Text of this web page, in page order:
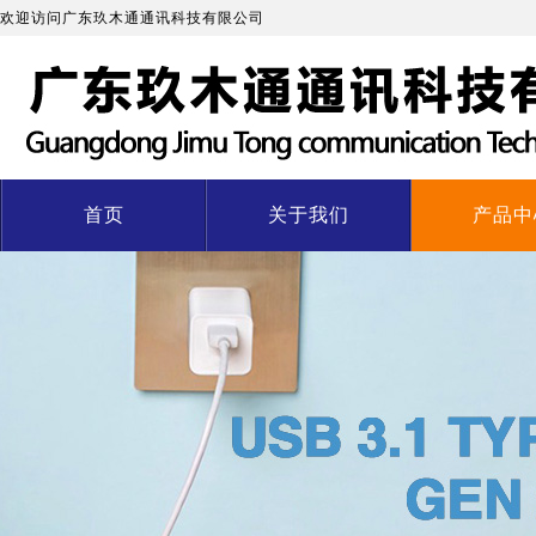
欢迎访问广东玖木通通讯科技有限公司
首页 关于我们 产品